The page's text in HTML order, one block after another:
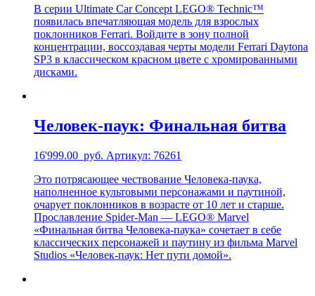
В серии Ultimate Car Concept LEGO® Technic™
появилась впечатляющая модель для взрослых
поклонников Ferrari. Войдите в зону полной
концентрации, воссоздавая черты модели Ferrari Daytona
SP3 в классическом красном цвете с хромированными
дисками.
Человек-паук: Финальная битва
16'999.00 руб. Артикул: 76261
Это потрясающее чествование Человека-паука,
наполненное культовыми персонажами и паутиной,
очарует поклонников в возрасте от 10 лет и старше.
Прославление Spider-Man — LEGO® Marvel
«Финальная битва Человека-паука» сочетает в себе
классических персонажей и паутину из фильма Marvel
Studios «Человек-паук: Нет пути домой».